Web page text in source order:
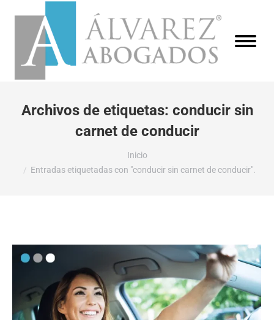
Archivos de etiquetas: conducir sin
carnet de conducir
Inicio
Entradas etiquetadas con "conducir sin carnet de conducir".